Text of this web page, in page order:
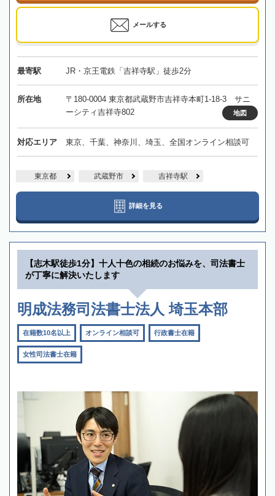
メールする
最寄駅 JR・京王電鉄「吉祥寺駅」徒歩2分
所在地
〒180-0004 東京都武蔵野市吉祥寺本町1-18-3 サニ
ーシティ吉祥寺802
地図
対応エリア 東京、千葉、神奈川、埼玉、全国オンライン相談可
東京都 武蔵野市 吉祥寺駅
詳細を見る
【志木駅徒歩1分】十人十色の相続のお悩みを、司法書士
が丁寧に解決いたします
明成法務司法書士法人 埼玉本部
在籍数10名以上 オンライン相談可 行政書士在籍
女性司法書士在籍